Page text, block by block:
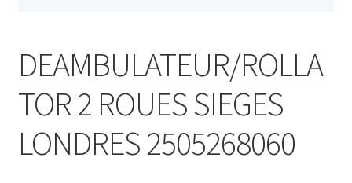
DEAMBULATEUR/ROLLA
TOR 2 ROUES SIEGES
LONDRES 2505268060